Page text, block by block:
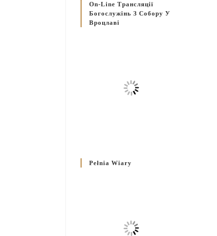
On-Line Трансляції
Богослужінь З Собору У
Вроцлаві
Pełnia Wiary